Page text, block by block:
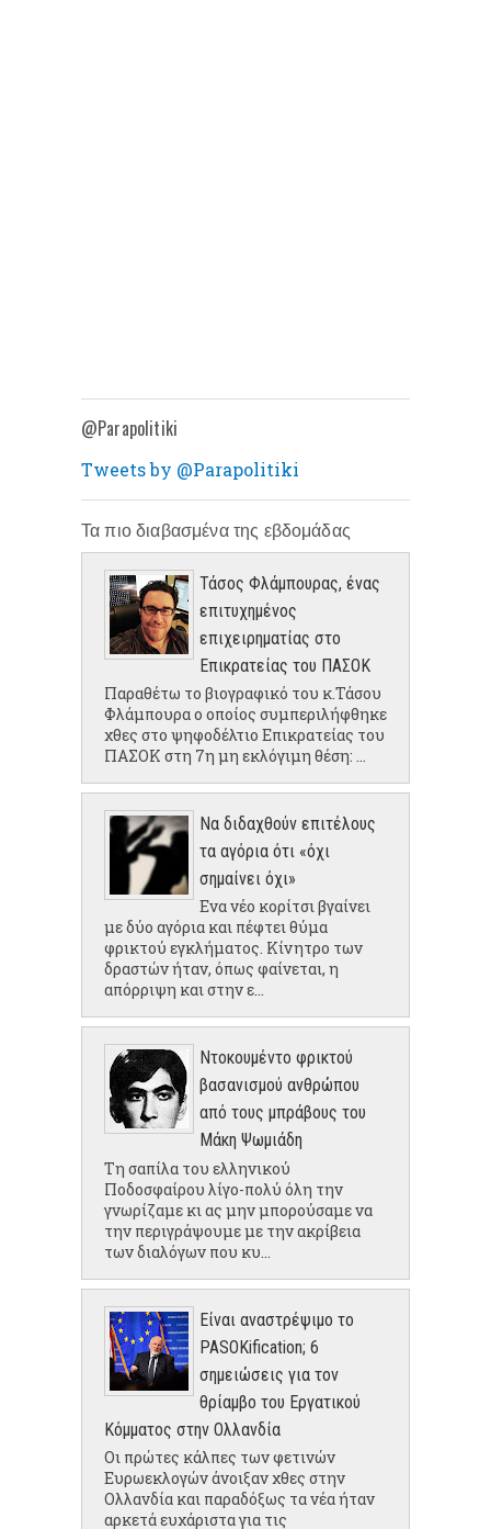
@Parapolitiki
Tweets by @Parapolitiki
Τα πιο διαβασμένα της εβδομάδας
Τάσος Φλάμπουρας, ένας
επιτυχημένος
επιχειρηματίας στο
Επικρατείας του ΠΑΣΟΚ
Παραθέτω το βιογραφικό του κ.Τάσου
Φλάμπουρα ο οποίος συμπεριλήφθηκε
χθες στο ψηφοδέλτιο Επικρατείας του
ΠΑΣΟΚ στη 7η μη εκλόγιμη θέση: ...
Να διδαχθούν επιτέλους
τα αγόρια ότι «όχι
σημαίνει όχι»
Ενα νέο κορίτσι βγαίνει
με δύο αγόρια και πέφτει θύμα
φρικτού εγκλήματος. Κίνητρο των
δραστών ήταν, όπως φαίνεται, η
απόρριψη και στην ε...
Ντοκουμέντο φρικτού
βασανισμού ανθρώπου
από τους μπράβους του
Μάκη Ψωμιάδη
Τη σαπίλα του ελληνικού
Ποδοσφαίρου λίγο-πολύ όλη την
γνωρίζαμε κι ας μην μπορούσαμε να
την περιγράψουμε με την ακρίβεια
των διαλόγων που κυ...
Είναι αναστρέψιμο το
PASOKification; 6
σημειώσεις για τον
θρίαμβο του Εργατικού
Κόμματος στην Ολλανδία
Οι πρώτες κάλπες των φετινών
Ευρωεκλογών άνοιξαν χθες στην
Ολλανδία και παραδόξως τα νέα ήταν
αρκετά ευχάριστα για τις